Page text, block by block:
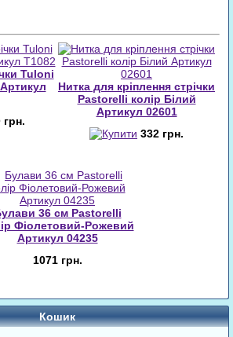
Tuloni
грн.
Нитка для кріплення стрічки
Pastorelli колір Білий
Артикул 02601
332 грн.
36 cм Pastorelli
Фіолетовий-Рожевий
Артикул 04235
1071 грн.
Кошик